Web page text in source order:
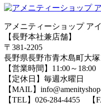
アメニティーショップ アイ
【長野本社兼店舗】
〒381-2205
長野県長野市青木島町大塚
【営業時間】11:00～18:00
【定休日】毎週水曜日
【MAIL】
【TEL】 026-284-4455 【